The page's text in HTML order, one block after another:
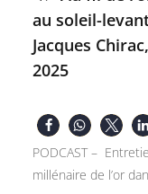
au soleil-
Jacques
2025
PODCAST –
millénaire de l’or